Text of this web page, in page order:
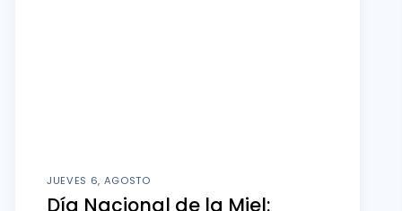
JUEVES 6, AGOSTO
Día Nacional de la Miel: